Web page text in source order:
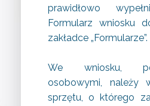
prawidłowo
Formularz wniosku
zakładce „Formularze”.
We wniosku,
osobowymi, należy
sprzętu, o którego